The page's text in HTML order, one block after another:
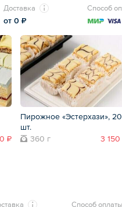
Доставка
от 0 ₽
Способ
₽
Пирожное «Эстерхази», 20
шт.
360 г
3 150
Способ оплаты